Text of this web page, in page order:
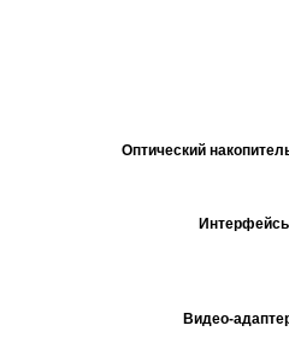
Оптический
Видео-